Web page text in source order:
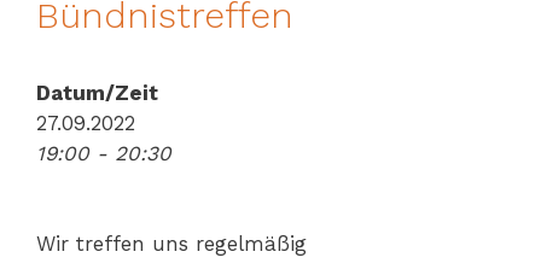
Bündnistreffen
Datum/Zeit
27.09.2022
19:00 - 20:30
Wir treffen uns regelmäßig